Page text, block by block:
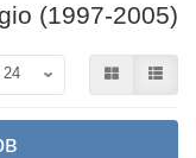
(1997-2005)